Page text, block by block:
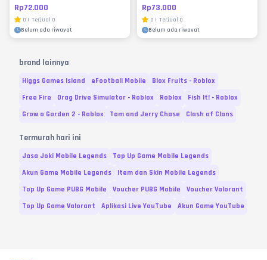
Rp72.000
0 | Terjual 0
Belum ada riwayat
Rp73.000
0 | Terjual 0
Belum ada riwayat
brand lainnya
Higgs Games Island eFootball Mobile
Blox Fruits - Roblox
Free Fire
Drag Drive Simulator - Roblox Roblox
Fish It! - Roblox
Grow a Garden 2 - Roblox
Tom and Jerry Chase Clash of Clans
Termurah hari ini
Jasa Joki Mobile Legends
Top Up Game Mobile Legends
Akun Game Mobile Legends
Item dan Skin Mobile Legends
Top Up Game PUBG Mobile
Voucher PUBG Mobile
Voucher Valorant
Top Up Game Valorant
Aplikasi Live YouTube Akun Game YouTube